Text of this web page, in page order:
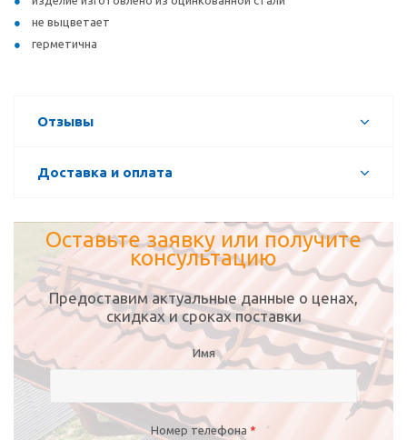
не выцветает
герметична
Отзывы
Доставка и оплата
Оставьте заявку или получите
консультацию
Предоставим актуальные данные о ценах,
скидках и сроках поставки
Имя
Номер телефона *